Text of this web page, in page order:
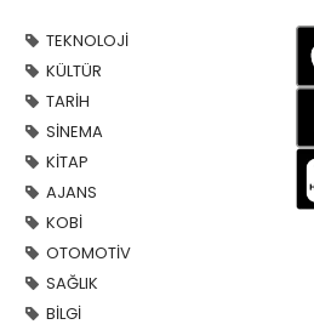
TEKNOLOJİ
KÜLTÜR
TARİH
SİNEMA
KİTAP
AJANS
KOBİ
OTOMOTİV
SAĞLIK
BİLGİ